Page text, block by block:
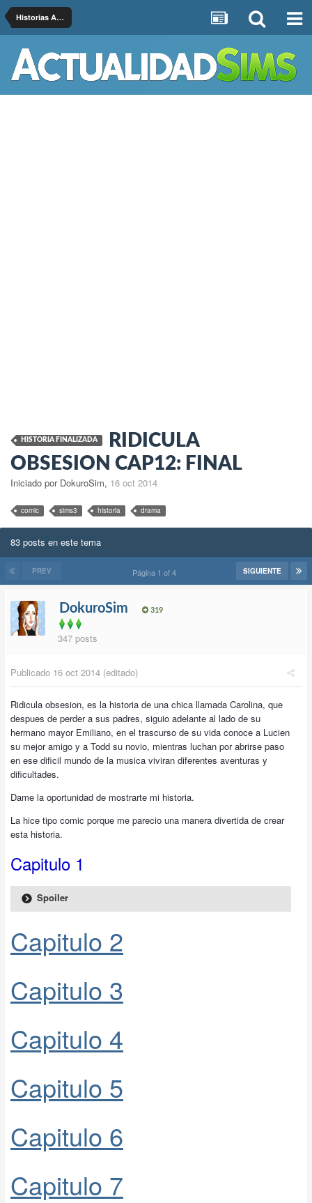
Historias Acabadas
HISTORIA FINALIZADA
RIDICULA
OBSESION CAP12: FINAL
Iniciado por DokuroSim, 16 oct 2014
comic sims3 historia drama
83 posts en este tema
PREV SIGUIENTE
Página 1 of 4
DokuroSim 319
347 posts
Publicado 16 oct 2014 (editado)
Ridicula obsesion, es la historia de una chica llamada Carolina, que
despues de perder a sus padres, siguio adelante al lado de su
hermano mayor Emiliano, en el trascurso de su vida conoce a Lucien
su mejor amigo y a Todd su novio, mientras luchan por abrirse paso
en ese dificil mundo de la musica viviran diferentes aventuras y
dificultades.
Dame la oportunidad de mostrarte mi historia.
La hice tipo comic porque me parecio una manera divertida de crear
esta historia.
Capitulo 1
Spoiler
Capitulo 2
Capitulo 3
Capitulo 4
Capitulo 5
Capitulo 6
Capitulo 7